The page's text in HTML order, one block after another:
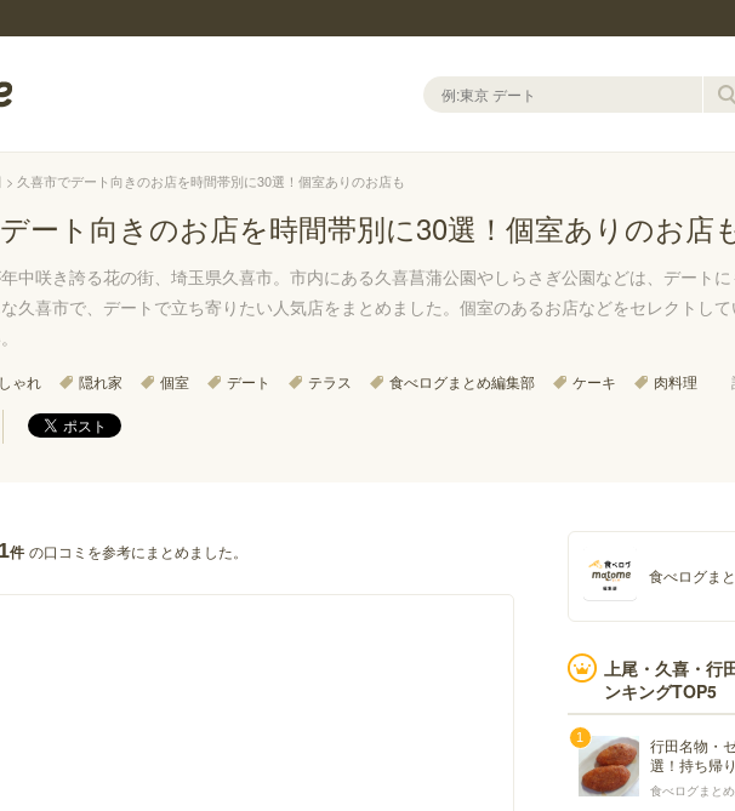
久喜市でデート向きのお店を時間帯別に30選！個室ありのお店も
ート向きのお店を時間帯別に30選！個室ありのお店
中咲き誇る花の街、埼玉県久喜市。市内にある久喜菖蒲公園やしらさぎ公園などは、デート
久喜市で、デートで立ち寄りたい人気店をまとめました。個室のあるお店などをセレクトし
ゃれ 隠れ家 個室 デート テラス 食べログまとめ編集部 ケーキ 肉料理
件 の口コミを参考にまとめました。
食べログま
上尾・久喜・行
ンキングTOP5
行田名物・
選！持ち帰
食べログまと